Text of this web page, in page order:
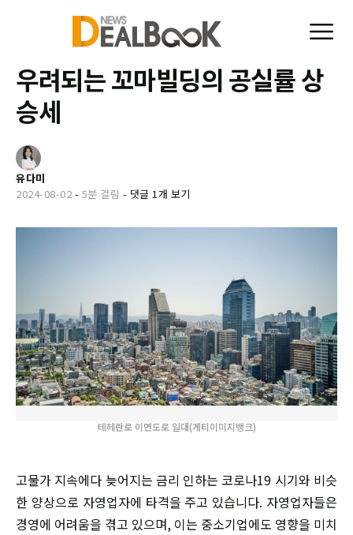
우려되는 꼬마빌딩의 공실률 상
승세
유다미
2024-08-02 - 5분 걸림 - 댓글 1개 보기
테헤란로 이면도로 일대(게티이미지뱅크)
고물가 지속에다 늦어지는 금리 인하는 코로나19 시기와 비슷
한 양상으로 자영업자에 타격을 주고 있습니다. 자영업자들은
경영에 어려움을 겪고 있으며, 이는 중소기업에도 영향을 미치